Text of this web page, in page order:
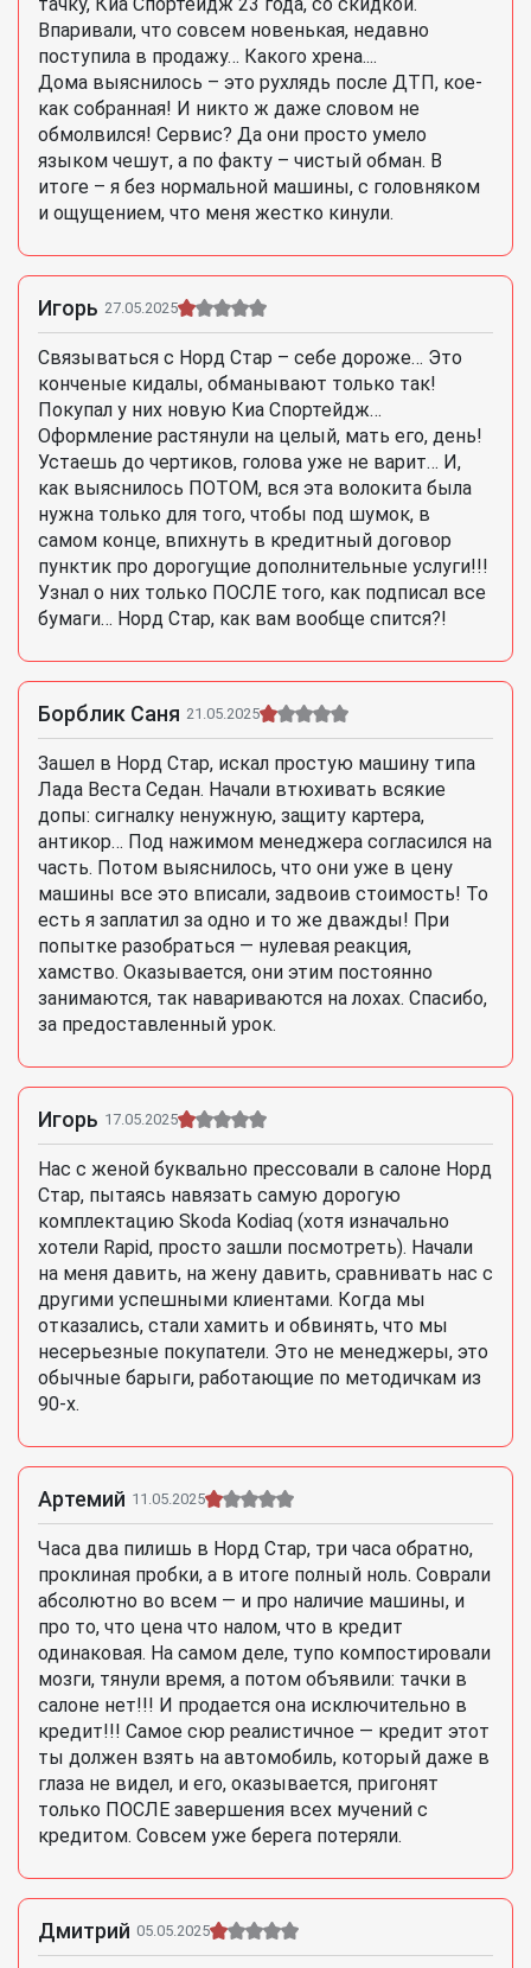
Впаривали, что совсем новенькая, недавно
поступила в продажу… Какого хрена....
Дома выяснилось – это рухлядь после ДТП, кое-
как собранная! И никто ж даже словом не
обмолвился! Сервис? Да они просто умело
языком чешут, а по факту – чистый обман. В
итоге – я без нормальной машины, с головняком
и ощущением, что меня жестко кинули.
Игорь 27.05.2025
Связываться с Норд Стар – себе дороже… Это
конченые кидалы, обманывают только так!
Покупал у них новую Киа Спортейдж…
Оформление растянули на целый, мать его, день!
Устаешь до чертиков, голова уже не варит… И,
как выяснилось ПОТОМ, вся эта волокита была
нужна только для того, чтобы под шумок, в
самом конце, впихнуть в кредитный договор
пунктик про дорогущие дополнительные услуги!!!
Узнал о них только ПОСЛЕ того, как подписал все
бумаги… Норд Стар, как вам вообще спится?!
Борблик Саня 21.05.2025
Зашел в Норд Стар, искал простую машину типа
Лада Веста Седан. Начали втюхивать всякие
допы: сигналку ненужную, защиту картера,
антикор… Под нажимом менеджера согласился на
часть. Потом выяснилось, что они уже в цену
машины все это вписали, задвоив стоимость! То
есть я заплатил за одно и то же дважды! При
попытке разобраться — нулевая реакция,
хамство. Оказывается, они этим постоянно
занимаются, так навариваются на лохах. Спасибо,
за предоставленный урок.
Игорь 17.05.2025
Нас с женой буквально прессовали в салоне Норд
Стар, пытаясь навязать самую дорогую
комплектацию Skoda Kodiaq (хотя изначально
хотели Rapid, просто зашли посмотреть). Начали
на меня давить, на жену давить, сравнивать нас с
другими успешными клиентами. Когда мы
отказались, стали хамить и обвинять, что мы
несерьезные покупатели. Это не менеджеры, это
обычные барыги, работающие по методичкам из
90-х.
Артемий 11.05.2025
Часа два пилишь в Норд Стар, три часа обратно,
проклиная пробки, а в итоге полный ноль. Соврали
абсолютно во всем — и про наличие машины, и
про то, что цена что налом, что в кредит
одинаковая. На самом деле, тупо компостировали
мозги, тянули время, а потом объявили: тачки в
салоне нет!!! И продается она исключительно в
кредит!!! Самое сюр реалистичное — кредит этот
ты должен взять на автомобиль, который даже в
глаза не видел, и его, оказывается, пригонят
только ПОСЛЕ завершения всех мучений с
кредитом. Совсем уже берега потеряли.
Дмитрий 05.05.2025